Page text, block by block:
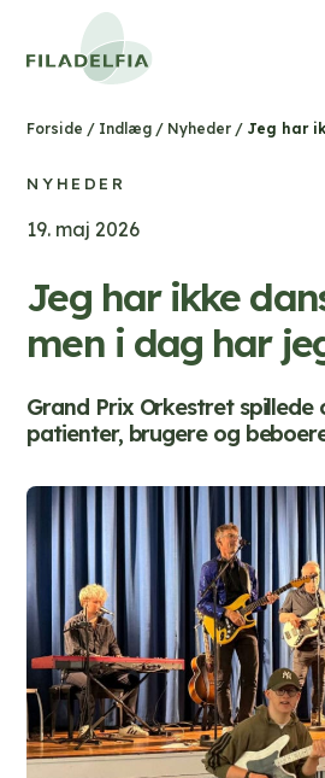
Forside / Indlæg / Nyheder / Jeg har
NYHEDER
19. maj 2026
Jeg har ikke
men i dag har
Grand Prix Orkestret spillede
patienter, brugere og